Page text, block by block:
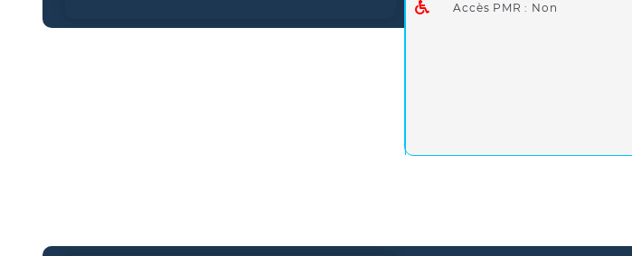
Accès PMR : Non